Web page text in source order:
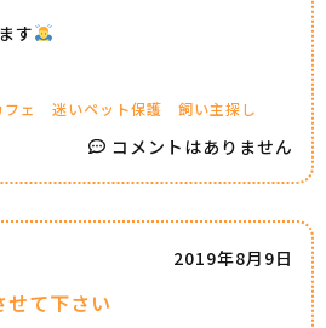
す
ェ 迷いペット保護 飼い主探し
コメントはありません
せて下さい
2019年8月9日